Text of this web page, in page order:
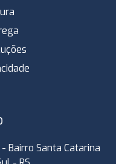
Bairro Santa Catarina